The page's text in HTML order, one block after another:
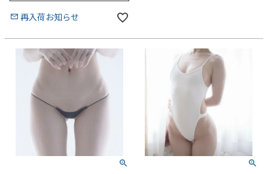
再入荷お知らせ